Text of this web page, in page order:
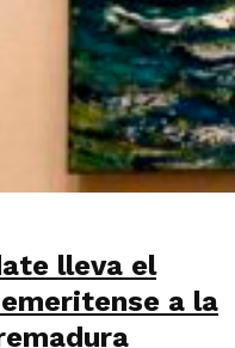
lleva el
a la